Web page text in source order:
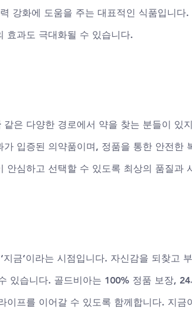
강화에 도움을 주는 대표적인 식품입니다
효과도 극대화될 수 있습니다.
같은 다양한 경로에서 약을 찾는 분들이 있
입증된 의약품이며, 정품을 통한 안전한
안심하고 선택할 수 있도록 최상의 품질과
금’이라는 시점입니다. 자신감을 되찾고
있습니다. 골드비아는 100% 정품 보장,
이프를 이어갈 수 있도록 함께합니다. 지금